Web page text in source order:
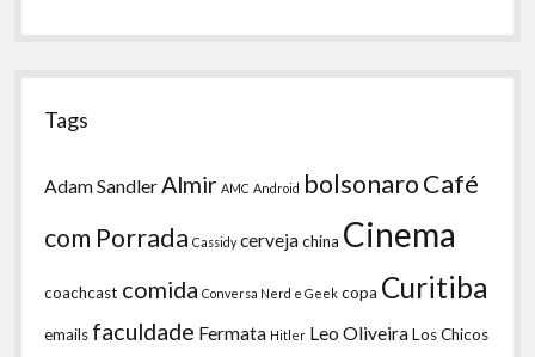
Tags
Adam SandlerAlmir AMC Android bolsonaroCafé
com Porrada Cassidy cervejachina Cinema
coachcast comida Conversa Nerd e Geek copa Curitiba
emails faculdade Fermata Hitler Leo OliveiraLos Chicos